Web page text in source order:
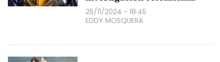
26/11/2024 - 18:45
EDDY MOSQUERA